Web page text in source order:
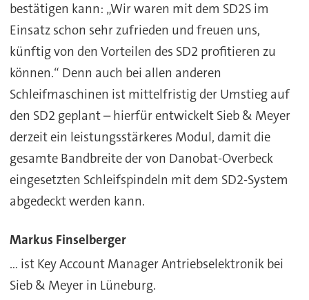
bestätigen kann: „Wir waren mit dem SD2S im
Einsatz schon sehr zufrieden und freuen uns,
künftig von den Vorteilen des SD2 profitieren zu
können.“ Denn auch bei allen anderen
Schleifmaschinen ist mittelfristig der Umstieg auf
den SD2 geplant – hierfür entwickelt Sieb & Meyer
derzeit ein leistungsstärkeres Modul, damit die
gesamte Bandbreite der von Danobat-Overbeck
eingesetzten Schleifspindeln mit dem SD2-System
abgedeckt werden kann.
Markus Finselberger
... ist Key Account Manager Antriebselektronik bei
Sieb & Meyer in Lüneburg.